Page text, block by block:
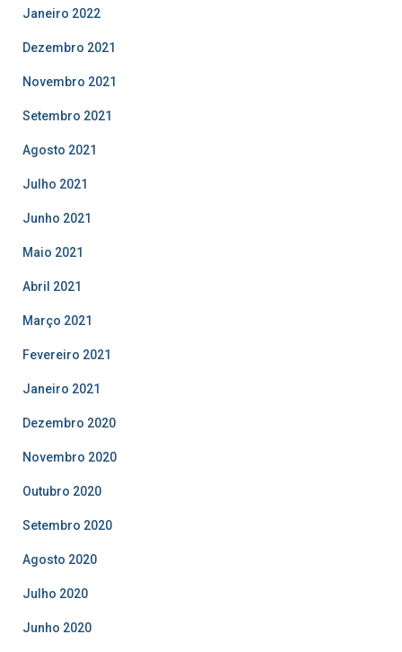
Janeiro 2022
Dezembro 2021
Novembro 2021
Setembro 2021
Agosto 2021
Julho 2021
Junho 2021
Maio 2021
Abril 2021
Março 2021
Fevereiro 2021
Janeiro 2021
Dezembro 2020
Novembro 2020
Outubro 2020
Setembro 2020
Agosto 2020
Julho 2020
Junho 2020